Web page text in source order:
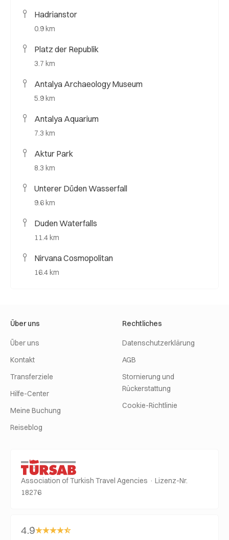
Hadrianstor
0.9 km
Platz der Republik
3.7 km
Antalya Archaeology Museum
5.9 km
Antalya Aquarium
7.3 km
Aktur Park
8.3 km
Unterer Düden Wasserfall
9.6 km
Duden Waterfalls
11.4 km
Nirvana Cosmopolitan
16.4 km
Über uns
Über uns
Kontakt
Transferziele
Hilfe-Center
Meine Buchung
Reiseblog
Rechtliches
Datenschutzerklärung
AGB
Stornierung und
Rückerstattung
Cookie-Richtlinie
Association of Turkish Travel Agencies · Lizenz-Nr.
18276
4.9